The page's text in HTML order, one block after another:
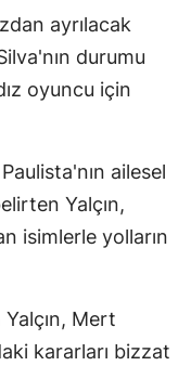
ayrılacak
durumu
oyuncu için
ailesel
Yalçın,
isimlerle yolların
Yalçın, Mert
kararları bizzat